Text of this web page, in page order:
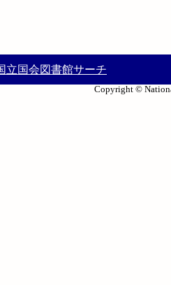
立国会図書館サーチ
Copyright ©